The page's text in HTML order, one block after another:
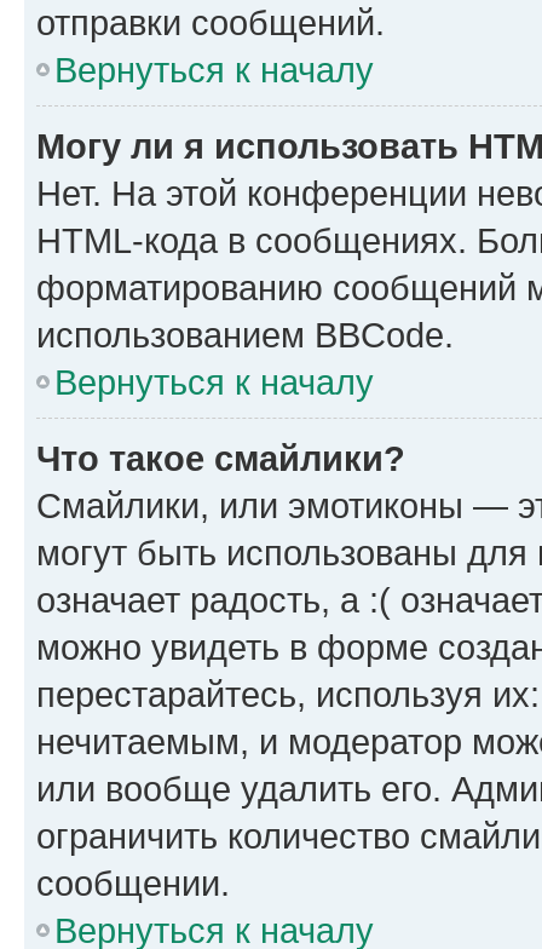
отправки сообщений.
Вернуться к началу
Могу ли я использовать
Нет. На этой конференции
HTML-кода в сообщениях.
форматированию сообщений
использованием BBCode.
Вернуться к началу
Что такое смайлики?
Смайлики, или эмотиконы —
могут быть использованы
означает радость, а :(
можно увидеть в форме
перестарайтесь, используя
нечитаемым, и модератор
или вообще удалить его.
ограничить количество
сообщении.
Вернуться к началу